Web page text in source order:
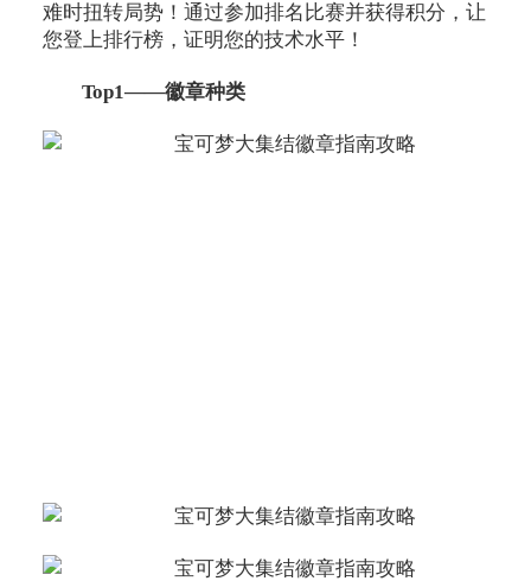
难时扭转局势！通过参加排名比赛并获得积分，让
您登上排行榜，证明您的技术水平！
Top1——徽章种类